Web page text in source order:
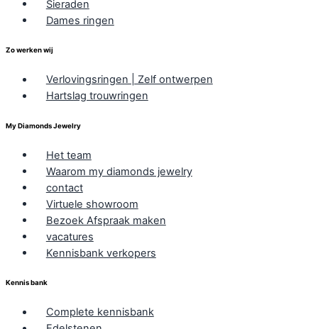
Sieraden
Dames ringen
Zo werken wij
Verlovingsringen | Zelf ontwerpen
Hartslag trouwringen
My Diamonds Jewelry
Het team
Waarom my diamonds jewelry
contact
Virtuele showroom
Bezoek Afspraak maken
vacatures
Kennisbank verkopers
Kennis bank
Complete kennisbank